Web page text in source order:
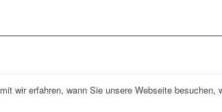
wir erfahren, wann Sie unsere Webseite